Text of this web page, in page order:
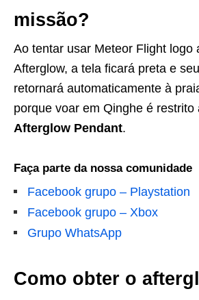
missão?
Ao tentar usar Meteor Flight logo
Afterglow, a tela ficará preta e
retornará automaticamente à
porque voar em Qinghe é restrito
Afterglow Pendant.
Faça parte da nossa comunidade
Facebook grupo – Playstation
Facebook grupo – Xbox
Grupo WhatsApp
Como obter o